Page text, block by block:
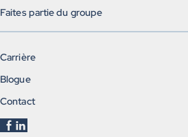
Faites partie du groupe
Carrière
Blogue
Contact